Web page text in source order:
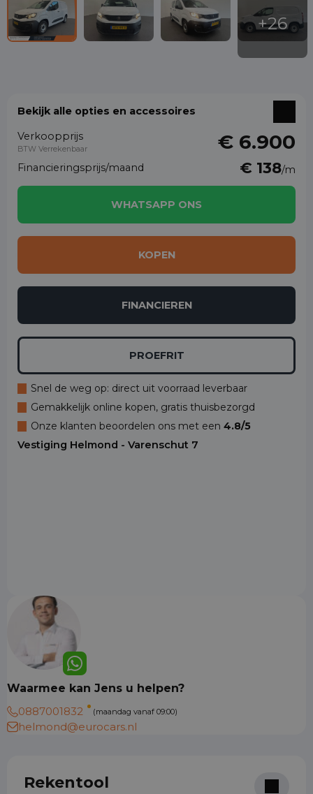
Bekijk alle opties en accessoires
Verkoopprijs
BTW Verrekenbaar € 6.900
Financieringsprijs/maand € 138/m
WHATSAPP ONS
KOPEN
FINANCIEREN
PROEFRIT
Snel de weg op: direct uit voorraad leverbaar
Gemakkelijk online kopen, gratis thuisbezorgd
Onze klanten beoordelen ons met een 4.8/5
Vestiging Helmond - Varenschut 7
Waarmee kan Jens u helpen?
0887001832
(maandag vanaf 09:00)
helmond@eurocars.nl
Rekentool